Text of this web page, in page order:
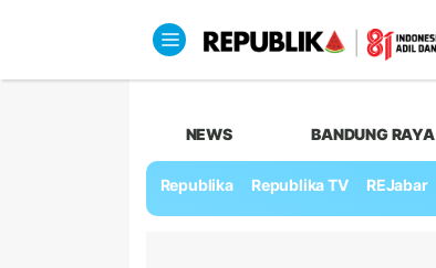
NEWS BANDUNG RAYA
Republika Republika TV REJabar